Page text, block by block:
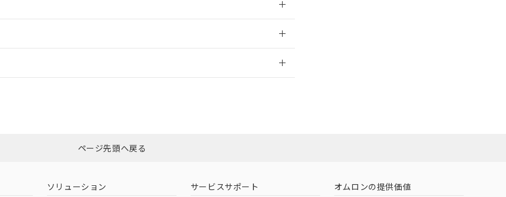
ダウンロードはこちら
（日本
（アメリカ
ページ先頭へ戻る
ソリューション サービスサポート オムロンの提供価値